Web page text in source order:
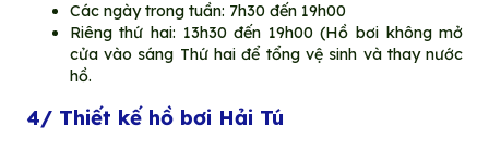
Các ngày trong tuần: 7h30 đến 19h00
Riêng thứ hai: 13h30 đến 19h00 (Hồ bơi không mở
cửa vào sáng Thứ hai để tổng vệ sinh và thay nước
hồ.
4/ Thiết kế hồ bơi Hải Tú